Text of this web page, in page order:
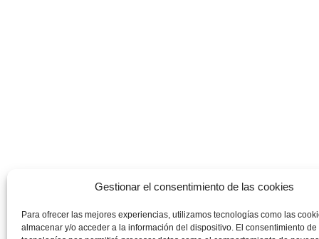
Gestionar el consentimiento de las cookies
Para ofrecer las mejores experiencias, utilizamos tecnologías como las
almacenar y/o acceder a la información del dispositivo. El consentimiento de